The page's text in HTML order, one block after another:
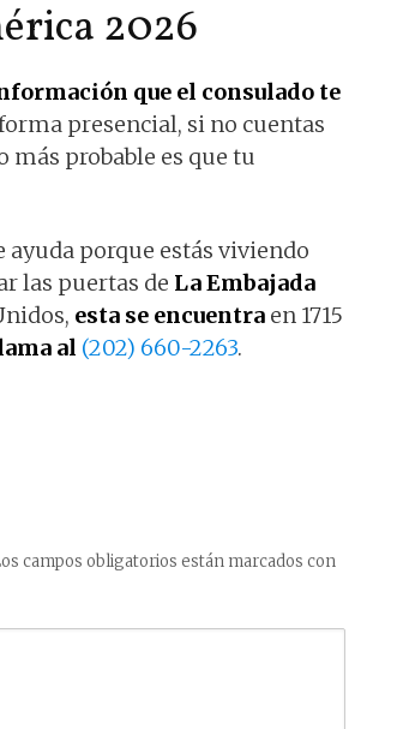
2026
que el consulado te
presencial, si no cuentas
probable es que tu
ayuda porque estás viviendo
las puertas de La Embajada
esta se encuentra en 1715
al (202) 660-2263.
campos obligatorios están marcados con